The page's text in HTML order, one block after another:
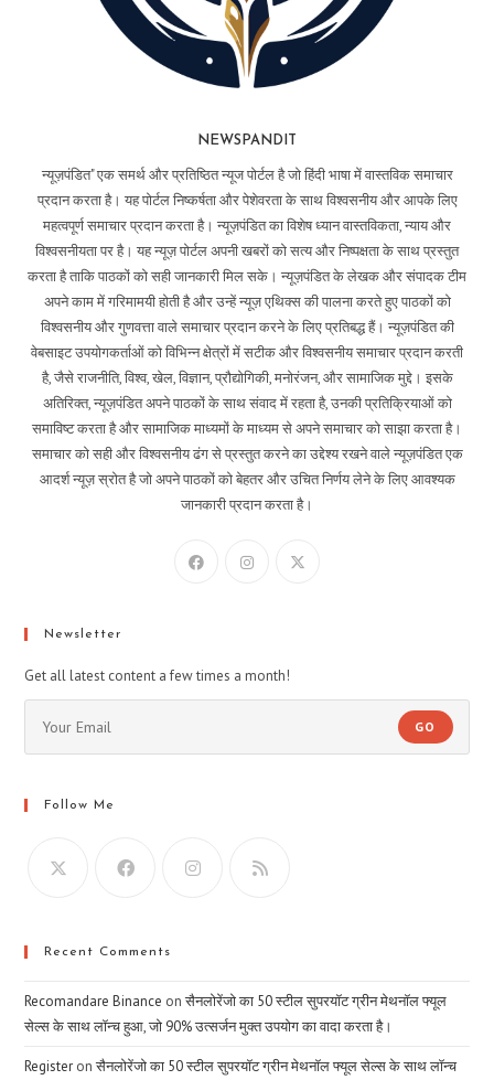
NEWSPANDIT
न्यूज़पंडित" एक समर्थ और प्रतिष्ठित न्यूज पोर्टल है जो हिंदी भाषा में वास्तविक समाचार
प्रदान करता है। यह पोर्टल निष्कर्षता और पेशेवरता के साथ विश्वसनीय और आपके लिए
महत्वपूर्ण समाचार प्रदान करता है। न्यूज़पंडित का विशेष ध्यान वास्तविकता, न्याय और
विश्वसनीयता पर है। यह न्यूज़ पोर्टल अपनी खबरों को सत्य और निष्पक्षता के साथ प्रस्तुत
करता है ताकि पाठकों को सही जानकारी मिल सके। न्यूज़पंडित के लेखक और संपादक टीम
अपने काम में गरिमामयी होती है और उन्हें न्यूज़ एथिक्स की पालना करते हुए पाठकों को
विश्वसनीय और गुणवत्ता वाले समाचार प्रदान करने के लिए प्रतिबद्ध हैं। न्यूज़पंडित की
वेबसाइट उपयोगकर्ताओं को विभिन्न क्षेत्रों में सटीक और विश्वसनीय समाचार प्रदान करती
है, जैसे राजनीति, विश्व, खेल, विज्ञान, प्रौद्योगिकी, मनोरंजन, और सामाजिक मुद्दे। इसके
अतिरिक्त, न्यूज़पंडित अपने पाठकों के साथ संवाद में रहता है, उनकी प्रतिक्रियाओं को
समाविष्ट करता है और सामाजिक माध्यमों के माध्यम से अपने समाचार को साझा करता है।
समाचार को सही और विश्वसनीय ढंग से प्रस्तुत करने का उद्देश्य रखने वाले न्यूज़पंडित एक
आदर्श न्यूज़ स्रोत है जो अपने पाठकों को बेहतर और उचित निर्णय लेने के लिए आवश्यक
जानकारी प्रदान करता है।
Newsletter
Get all latest content a few times a month!
GO
Follow Me
Recent Comments
Recomandare Binance onसैनलोरेंजो का 50 स्टील सुपरयॉट ग्रीन मेथनॉल फ्यूल
सेल्स के साथ लॉन्च हुआ, जो 90% उत्सर्जन मुक्त उपयोग का वादा करता है।
Register onसैनलोरेंजो का 50 स्टील सुपरयॉट ग्रीन मेथनॉल फ्यूल सेल्स के साथ लॉन्च